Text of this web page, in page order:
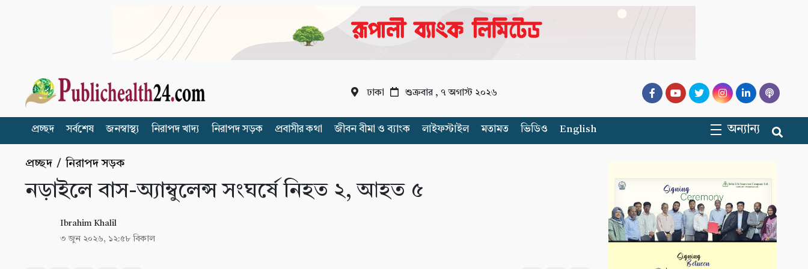
ঢাকা শুক্রবার , ৭ অগাস্ট ২০২৬
প্রচ্ছদ সর্বশেষ জনস্বাস্থ্য নিরাপদ খাদ্য নিরাপদ সড়ক প্রবাসীর কথা জীবন বীমা ও ব্যাংক লাইফস্টাইল মতামত ভিডিও English অন্যান্য
প্রচ্ছদ /নিরাপদ সড়ক
নড়াইলে বাস-অ্যাম্বুলেন্স সংঘর্ষে নিহত ২, আহত ৫
Ibrahim Khalil
৩ জুন ২০২৬, ১২:৫৮ বিকাল